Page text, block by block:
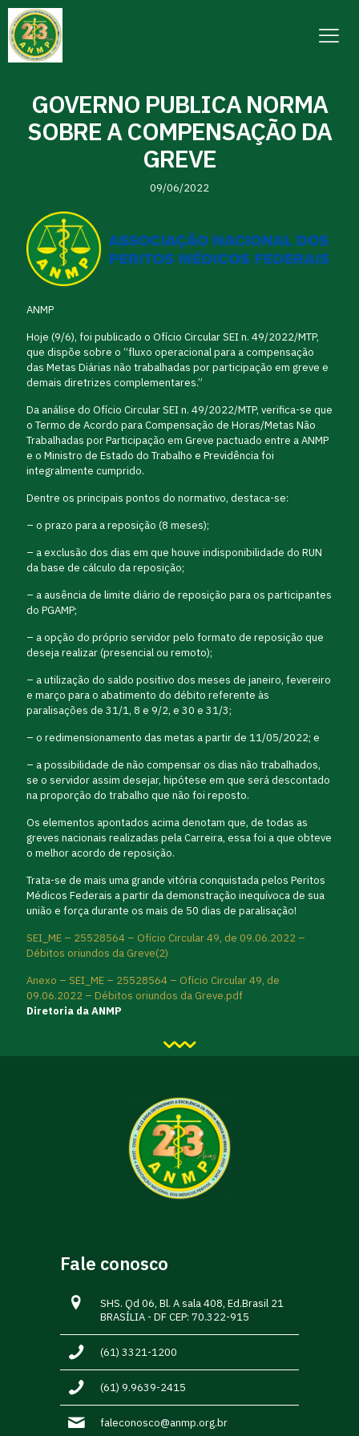
GOVERNO PUBLICA NORMA
SOBRE A COMPENSAÇÃO DA
GREVE
09/06/2022
ANMP
Hoje (9/6), foi publicado o Ofício Circular SEI n. 49/2022/MTP,
que dispõe sobre o “fluxo operacional para a compensação
das Metas Diárias não trabalhadas por participação em greve e
demais diretrizes complementares.”
Da análise do Ofício Circular SEI n. 49/2022/MTP, verifica-se que
o Termo de Acordo para Compensação de Horas/Metas Não
Trabalhadas por Participação em Greve pactuado entre a ANMP
e o Ministro de Estado do Trabalho e Previdência foi
integralmente cumprido.
Dentre os principais pontos do normativo, destaca-se:
– o prazo para a reposição (8 meses);
– a exclusão dos dias em que houve indisponibilidade do RUN
da base de cálculo da reposição;
– a ausência de limite diário de reposição para os participantes
do PGAMP;
– a opção do próprio servidor pelo formato de reposição que
deseja realizar (presencial ou remoto);
– a utilização do saldo positivo dos meses de janeiro, fevereiro
e março para o abatimento do débito referente às
paralisações de 31/1, 8 e 9/2, e 30 e 31/3;
– o redimensionamento das metas a partir de 11/05/2022; e
– a possibilidade de não compensar os dias não trabalhados,
se o servidor assim desejar, hipótese em que será descontado
na proporção do trabalho que não foi reposto.
Os elementos apontados acima denotam que, de todas as
greves nacionais realizadas pela Carreira, essa foi a que obteve
o melhor acordo de reposição.
Trata-se de mais uma grande vitória conquistada pelos Peritos
Médicos Federais a partir da demonstração inequívoca de sua
união e força durante os mais de 50 dias de paralisação!
SEI_ME – 25528564 – Ofício Circular 49, de 09.06.2022 –
Débitos oriundos da Greve(2)
Anexo – SEI_ME – 25528564 – Ofício Circular 49, de
09.06.2022 – Débitos oriundos da Greve.pdf
Diretoria da ANMP
Fale conosco
SHS. Qd 06, Bl. A sala 408, Ed.Brasil 21
BRASÍLIA - DF CEP: 70.322-915
(61) 3321-1200
(61) 9.9639-2415
faleconosco@anmp.org.br